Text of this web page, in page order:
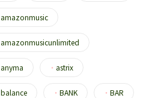
amazonmusic
amazonmusicunlimited
anyma ・ astrix
balance ・ BANK ・ BAR